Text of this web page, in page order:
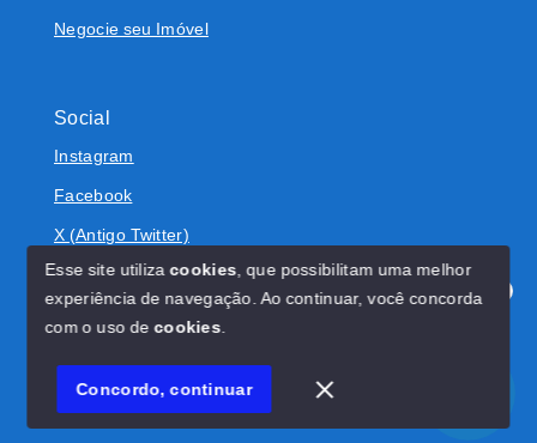
Olá! Estamos disponíveis para te ajudar.
Negocie seu Imóvel
Social
Instagram
Facebook
X (Antigo Twitter)
© Copyright 2026 - BOLIVAR IMÓVEIS - Todos os direitos
SITE PARA IMOBILIARIA
Esse site utilizacookies , que possibilitam uma melhor
experiência de navegação. Ao continuar, você concorda
com o uso decookies
Concordo, continuar